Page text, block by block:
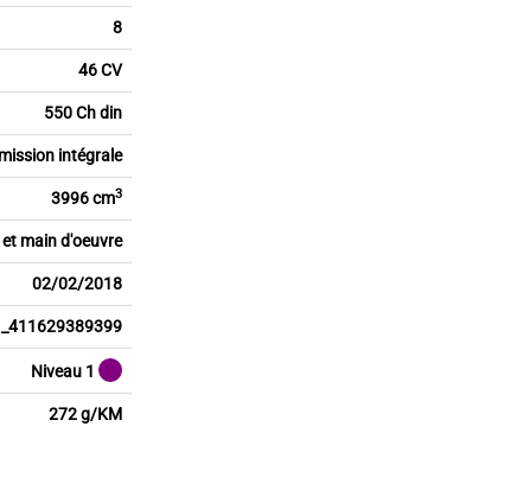
8
46 CV
550 Ch din
intégrale
3996 cm3
main d'oeuvre
02/02/2018
Niveau 1
272 g/KM